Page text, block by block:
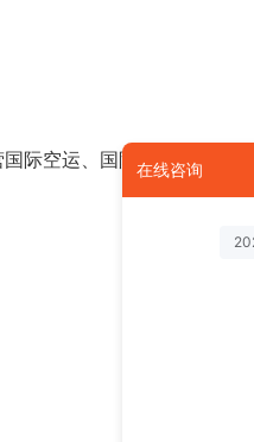
际空运、国际海运、中港运
在线咨询